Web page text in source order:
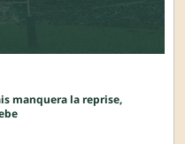
manquera la reprise,